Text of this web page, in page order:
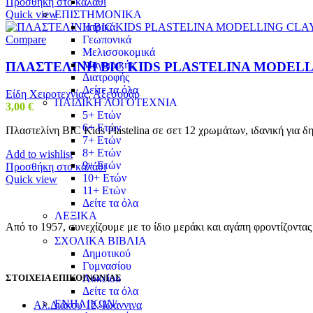
ΕΠΙΣΤΗΜΟΝΙΚΑ
Ιατρικά
Γεωπονικά
Μελισσοκομικά
Μαγειρικής
Διατροφής
Δείτε τα όλα
ΠΑΙΔΙΚΗ ΛΟΓΟΤΕΧΝΙΑ
5+ Ετών
6+ Ετών
7+ Ετών
8+ Ετών
9+ Ετών
10+ Ετών
11+ Ετών
Δείτε τα όλα
ΛΕΞΙΚΑ
ΣΧΟΛΙΚΑ ΒΙΒΛΙΑ
Δημοτικού
Γυμνασίου
Λυκείου
Δείτε τα όλα
ΕΝΗΛΙΚΩΝ
Quick view
Compare
ΠΛΑΣΤΕΛΙΝΗ BIC KIDS PLASTELINA
Είδη Χειροτεχνίας,Αξεσουάρ
3,00 €
Πλαστελίνη BIC Kids Plastelina σε σετ 12 χρωμάτων, ιδανική για
Add to wishlist
Προσθήκη στο καλάθι
Quick view
Από το 1957, συνεχίζουμε με το ίδιο μεράκι και αγάπη
ΣΤΟΙΧΕΙΑ ΕΠΙΚΟΙΝΩΝΙΑΣ
Αλ.Διάκου 12, Ιωάννινα